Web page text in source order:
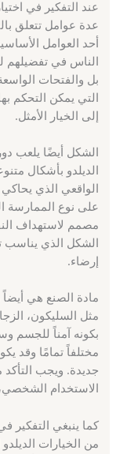
عند التفكير في
عدة عوامل تتعلق
أحد العوامل
الناس في تفضيلهم
بل والفتحات
التي يمكن التحكم
إلى الخيار الأمثل.
الشكل أيضًا يلعب
الديلدو بأشكال
الواقعي الذي
على نوع الممارسة
مصمم لاستهداف
الشكل الذي يناسب
إرضاء.
مادة الصنع هي أيضاً
مثل السليكون،
بكونه آمناً للجسم
مختلفاً تمامًا وقد
جديدة. ويجب
الاستخدام
كما ينبغي التفكير
من الخيارات